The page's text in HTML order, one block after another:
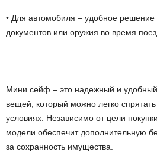
• Для автомобиля – удобное решение
документов или оружия во время
Мини сейф – это надежный и
вещей, который можно легко
условиях. Независимо от цели
модели обеспечит дополнительную
за сохранность имущества.